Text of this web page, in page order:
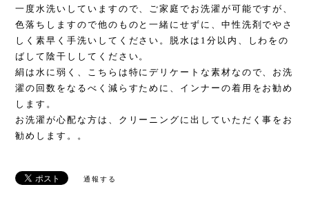
一度水洗いしていますので、ご家庭でお洗濯が可能ですが、
色落ちしますので他のものと一緒にせずに、中性洗剤でやさ
しく素早く手洗いしてください。脱水は1分以内、しわをの
ばして陰干ししてください。
絹は水に弱く、こちらは特にデリケートな素材なので、お洗
濯の回数をなるべく減らすために、インナーの着用をお勧め
します。
お洗濯が心配な方は、クリーニングに出していただく事をお
勧めします。。
通報する